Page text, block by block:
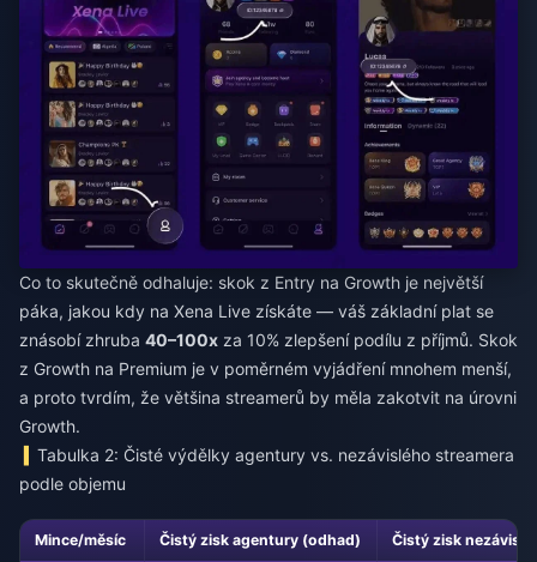
Co to skutečně odhaluje: skok z Entry na Growth je největší
páka, jakou kdy na Xena Live získáte — váš základní plat se
znásobí zhruba 40–100x za 10% zlepšení podílu z příjmů. Skok
z Growth na Premium je v poměrném vyjádření mnohem menší,
a proto tvrdím, že většina streamerů by měla zakotvit na úrovni
Growth.
Tabulka 2: Čisté výdělky agentury vs. nezávislého streamera
podle objemu
Mince/měsíc Čistý zisk agentury (odhad) Čistý zisk